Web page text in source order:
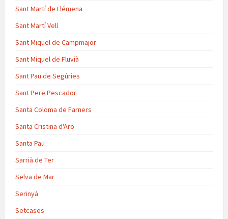
Sant Martí de Llémena
Sant Martí Vell
Sant Miquel de Campmajor
Sant Miquel de Fluvià
Sant Pau de Segúries
Sant Pere Pescador
Santa Coloma de Farners
Santa Cristina d'Aro
Santa Pau
Sarrià de Ter
Selva de Mar
Serinyà
Setcases